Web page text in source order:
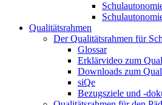
Qualitätsrahmen
Der Qualitätsrahmen für
Glossar
Erklärvideo zum
Downloads zum
siQe
Bezugsziele und -